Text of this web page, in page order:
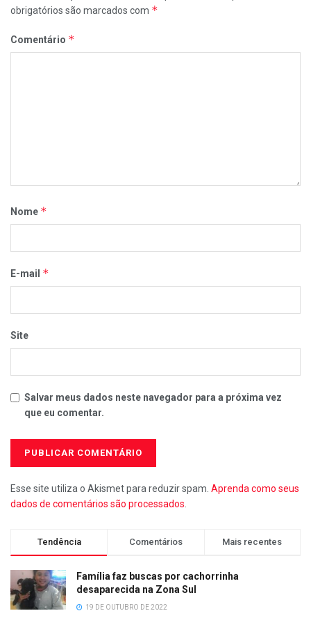
obrigatórios são marcados com *
Comentário *
Nome *
E-mail *
Site
Salvar meus dados neste navegador para a próxima vez
que eu comentar.
Esse site utiliza o Akismet para reduzir spam. Aprenda como seus
dados de comentários são processados
Tendência Comentários Mais recentes
Família faz buscas por cachorrinha
desaparecida na Zona Sul
19 DE OUTUBRO DE 2022